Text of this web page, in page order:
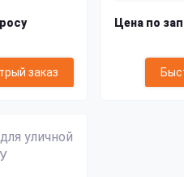
заказ
Цена по